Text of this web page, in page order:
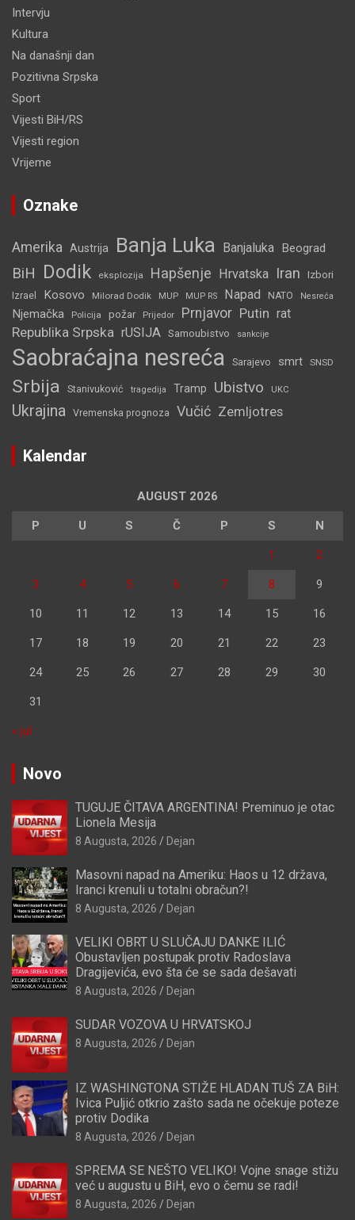
Intervju
Kultura
Na današnji dan
Pozitivna Srpska
Sport
Vijesti BiH/RS
Vijesti region
Vrijeme
Oznake
Amerika Austrija Banja Luka Banjaluka Beograd
BiH Dodik eksplozija Hapšenje Hrvatska Iran Izbori
Izrael Kosovo Milorad Dodik MUP MUP RS Napad NATO Nesreća
Njemačka Policija požar Prijedor Prnjavor Putin rat
Republika Srpska rUSIJA Samoubistvo sankcije
Saobraćajna nesreća Sarajevo smrt SNSD
Srbija Stanivuković tragedija Tramp Ubistvo UKC
Ukrajina Vremenska prognoza Vučić Zemljotres
Kalendar
AUGUST 2026
P U S Č P S N
1 2
3 4 5 6 7 8 9
10 11 12 13 14 15 16
17 18 19 20 21 22 23
24 25 26 27 28 29 30
31
« jul
Novo
TUGUJE ČITAVA ARGENTINA! Preminuo je otac
Lionela Mesija
8 Augusta, 2026 Dejan
Masovni napad na Ameriku: Haos u 12 država,
Iranci krenuli u totalni obračun?!
8 Augusta, 2026 Dejan
VELIKI OBRT U SLUČAJU DANKE ILIĆ
Obustavljen postupak protiv Radoslava
Dragijevića, evo šta će se sada dešavati
8 Augusta, 2026 Dejan
SUDAR VOZOVA U HRVATSKOJ
8 Augusta, 2026 Dejan
IZ WASHINGTONA STIŽE HLADAN TUŠ ZA BiH:
Ivica Puljić otkrio zašto sada ne očekuje poteze
protiv Dodika
8 Augusta, 2026 Dejan
SPREMA SE NEŠTO VELIKO! Vojne snage stižu
već u augustu u BiH, evo o čemu se radi!
8 Augusta, 2026 Dejan